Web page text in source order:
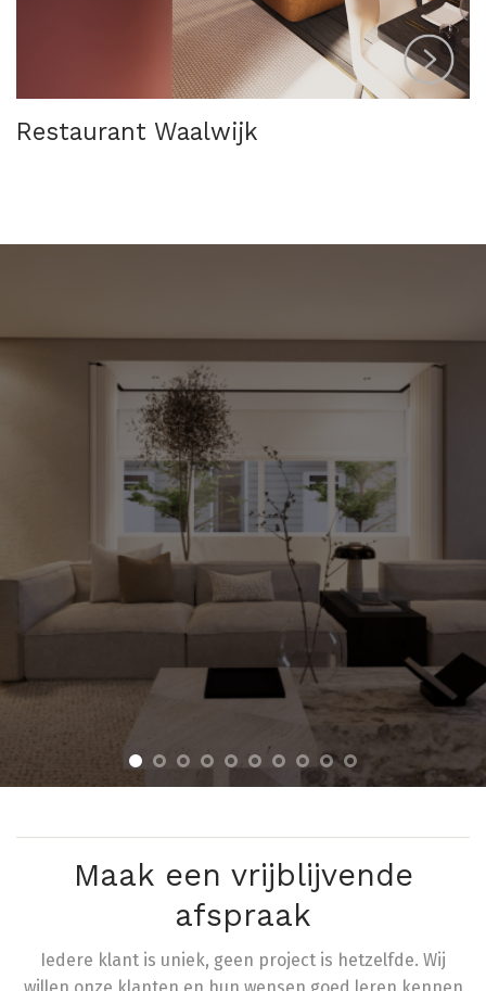
Restaurant Waalwijk
Maak een vrijblijvende
afspraak
Iedere klant is uniek, geen project is hetzelfde. Wij